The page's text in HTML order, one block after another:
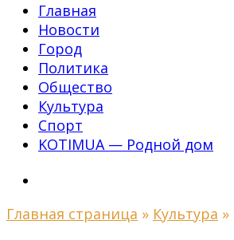
Главная
Новости
Город
Политика
Общество
Культура
Спорт
KOTIMUA — Родной дом
Главная страница » Культура »